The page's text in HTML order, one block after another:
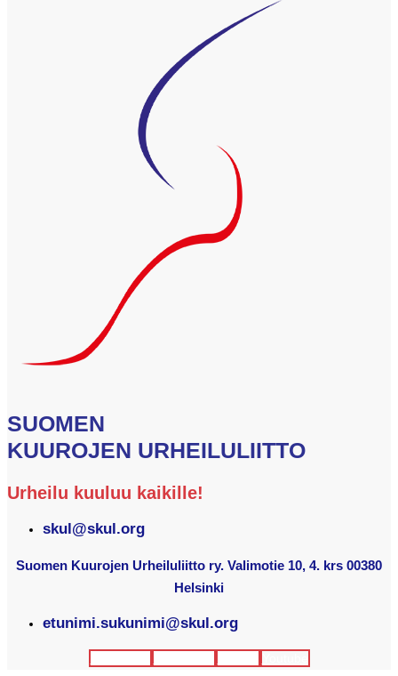
SUOMEN
KUUROJEN URHEILULIITTO
Urheilu kuuluu kaikille!
skul@skul.org
Suomen Kuurojen Urheiluliitto ry. Valimotie 10, 4. krs 00380
Helsinki
etunimi.sukunimi@skul.org